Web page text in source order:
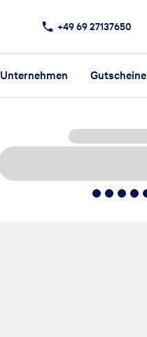
+49 69 27137650
Unternehmen Gutscheine
5